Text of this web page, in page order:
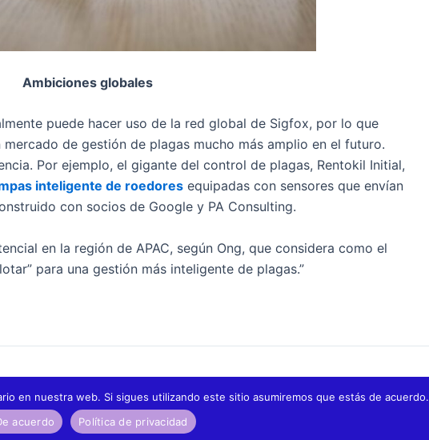
Ambiciones globales
puede hacer uso de la red global de Sigfox, por lo que
de gestión de plagas mucho más amplio en el futuro.
Por ejemplo, el gigante del control de plagas, Rentokil Initial,
inteligente de roedores equipadas con sensores que envían
con socios de Google y PA Consulting.
en la región de APAC, según Ong, que considera como el
para una gestión más inteligente de plagas.”
en nuestra web. Si sigues utilizando este sitio asumiremos que estás de acuerdo.
acuerdo
Política de privacidad